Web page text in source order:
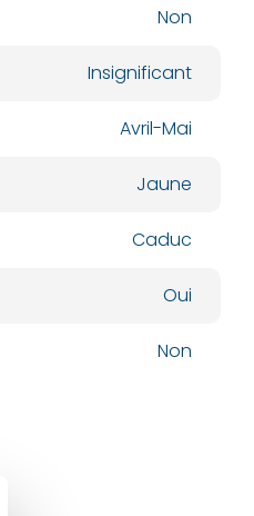
Non
Insignificant
Avril-Mai
Jaune
Caduc
Oui
Non